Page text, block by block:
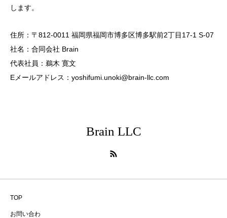
します。
住所：〒812-0011 福岡県福岡市博多区博多駅前2丁目17-1 S-07
社名：合同会社 Brain
代表社員：鵜木 寛文
Eメールアドレス：yoshifumi.unoki@brain-llc.com
Brain LLC
TOP
お問い合わ